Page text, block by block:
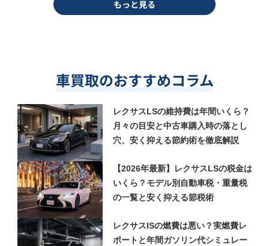
もっと見る
車買取のおすすめコラム
レクサスLSの維持費は年間いくら？
月々の目安と中古車購入時の落とし
穴、安く抑える節約術を徹底解説
【2026年最新】レクサスLSの税金は
いくら？モデル別自動車税・重量税
の一覧と安く抑える節税術
レクサスISの燃費は悪い？実燃費レ
ポートと年間ガソリン代シミュレー